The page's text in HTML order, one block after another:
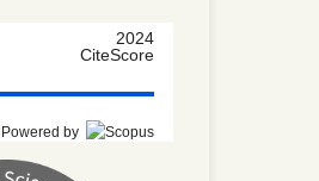
2024
CiteScore
Powered by